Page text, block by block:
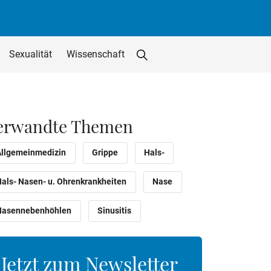
Sexualität Wissenschaft
Themen
Grippe Hals-
Nasen- u. Ohrenkrankheiten Nase
Sinusitis
Jetzt zum Newsletter